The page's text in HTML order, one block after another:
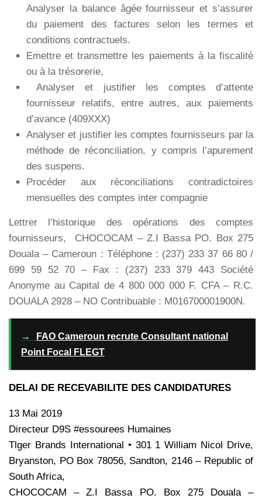
Analyser la balance âgée fournisseur et s’assurer
du paiement des factures selon les termes et
conditions contractuels.
Emettre et transmettre les paiements à la fiscalité
ou à la trésorerie,
Analyser et justifier les comptes d’attente
fournisseur relatifs, entre autres, aux paiements
d’avance (409XXX)
Analyser et justifier les comptes fournisseurs par la
méthode de réconciliation, y compris l’apurement
des suspens.
Procéder aux réconciliations contradictoires
mensuelles des comptes inter compagnie
Lettrer l’historique des opérations des comptes
fournisseurs, CHOCOCAM – Z.I Bassa PO. Box 275
Douala – Cameroun : Téléphone : (237) 233 37 66 80 /
699 59 52 70 – Fax : (237) 233 379 443 Société
Anonyme au Capital de 4 800 000 000 F. CFA – R.C.
DOUALA 2928 – NO Contribuable : M016700001900N.
→
FAO Cameroun recrute Consultant national
Point Focal FLEGT
DELAI DE RECEVABILITE DES CANDIDATURES
13 Mai 2019
Directeur D9S #essourees Humaines
Tlger Brands International • 301 1 William Nicol Drive,
Bryanston, PO Box 78056, Sandton, 2146 – Republic of
South Africa,
CHOCOCAM – Z.I Bassa PO. Box 275 Douala –